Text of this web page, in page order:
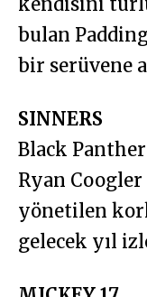
bulan
bir serüvene
SINNERS
Black
Ryan Coogler
yönetilen
gelecek yıl